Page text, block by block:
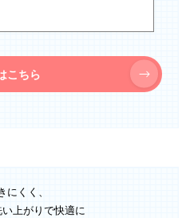
こちら
にくく、
上がりで快適に